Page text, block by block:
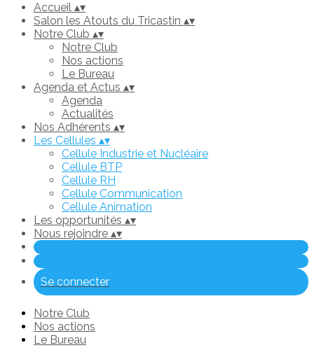
Accueil ▴▾
Salon les Atouts du Tricastin ▴▾
Notre Club ▴▾
Notre Club
Nos actions
Le Bureau
Agenda et Actus ▴▾
Agenda
Actualités
Nos Adhérents ▴▾
Les Cellules ▴▾
Cellule Industrie et Nucléaire
Cellule BTP
Cellule RH
Cellule Communication
Cellule Animation
Les opportunités ▴▾
Nous rejoindre ▴▾
Se connecter
Notre Club
Nos actions
Le Bureau